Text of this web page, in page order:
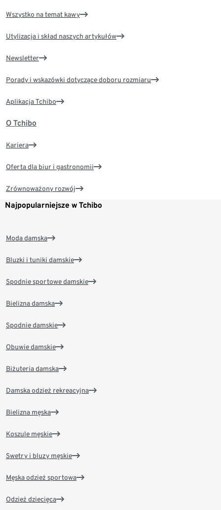
Wszystko na temat kawy
Utylizacja i skład naszych artykułów
Newsletter
Porady i wskazówki dotyczące doboru rozmiaru
Aplikacja Tchibo
O Tchibo
Kariera
Oferta dla biur i gastronomii
Zrównoważony rozwój
Najpopularniejsze w Tchibo
Moda damska
Bluzki i tuniki damskie
Spodnie sportowe damskie
Bielizna damska
Spodnie damskie
Obuwie damskie
Biżuteria damska
Damska odzież rekreacyjna
Bielizna męska
Koszule męskie
Swetry i bluzy męskie
Męska odzież sportowa
Odzież dziecięca